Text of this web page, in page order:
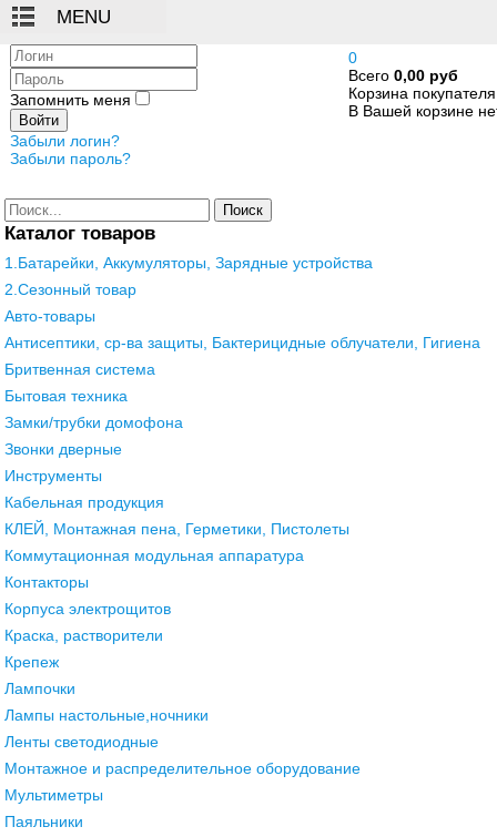
0
Всего 0,00 руб
Корзина покупателя
В Вашей корзине
Логин
Пароль
Запомнить меня
Войти
Забыли логин?
Забыли пароль?
Поиск
Каталог товаров
1.Батарейки, Аккумуляторы, Зарядные устройства
2.Сезонный товар
Авто-товары
Антисептики, ср-ва защиты, Бактерицидные облучатели, Гигиена
Бритвенная система
Бытовая техника
Замки/трубки домофона
Звонки дверные
Инструменты
Кабельная продукция
КЛЕЙ, Монтажная пена, Герметики, Пистолеты
Коммутационная модульная аппаратура
Контакторы
Корпуса электрощитов
Краска, растворители
Крепеж
Лампочки
Лампы настольные,ночники
Ленты светодиодные
Монтажное и распределительное оборудование
Мультиметры
Паяльники